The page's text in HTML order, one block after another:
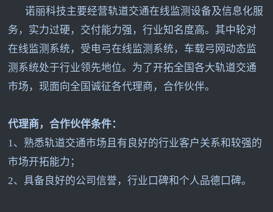
诺丽科技主要经营轨道交通在线监测设备及信息化服
务，实力过硬，交付能力强，行业知名度高。其中轮对
在线监测系统，受电弓在线监测系统，车载弓网动态监
测系统处于行业领先地位。为了开拓全国各大轨道交通
市场，现面向全国诚征各代理商，合作伙伴。
代理商，合作伙伴条件：
1、熟悉轨道交通市场且有良好的行业客户关系和较强的
市场开拓能力；
2、具备良好的公司信誉，行业口碑和个人品德口碑。